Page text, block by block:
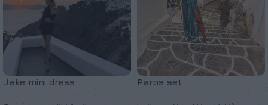
Jake mini dress Paros set